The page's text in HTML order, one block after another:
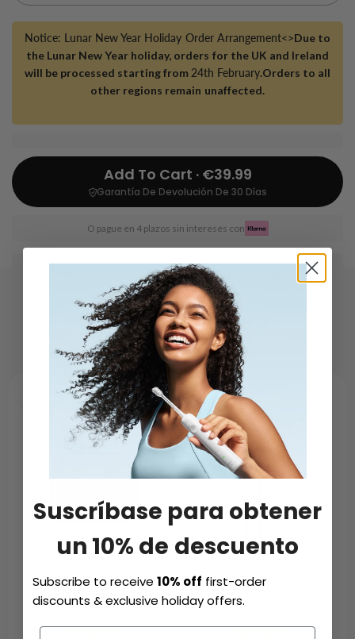
Notice: Lunar New Year Holiday Order Arrangement<>Due to
the Lunar New Year holiday, orders for the UK and Ireland
will be processed starting from 24th February.Orders to all
other regions remain unaffected.
Add To Cart · €39.99
Garantía De Devolución De 30 Días
O pague en 4 plazos sin intereses con
Elige tu afeitadora
NUEVO
NUEVO
Suscríbase para obtener
un 10% de descuento
Subscribe to receive10% off first-order
discounts & exclusive holiday offers.